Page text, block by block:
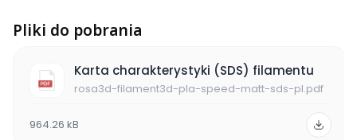
Pliki do pobrania
rosa3d-filament3d-pla-speed-matt-sds-pl.pdf
964.26 kB
Karta charakterystyki (SDS) filamentu